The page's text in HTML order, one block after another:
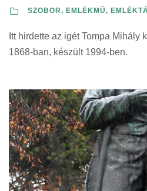
SZOBOR, EMLÉKMŰ,
Itt hirdette az igét Tompa Mihály
1868-ban, készült 1994-ben.